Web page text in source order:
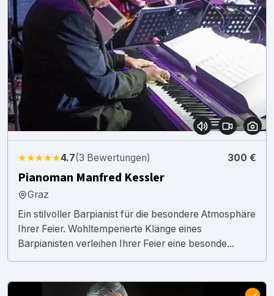
★★★★★4.7(3 Bewertungen) 300 €
Pianoman Manfred Kessler
Graz
Ein stilvoller Barpianist für die besondere Atmosphäre
Ihrer Feier. Wohltemperierte Klänge eines
Barpianisten verleihen Ihrer Feier eine besonde...